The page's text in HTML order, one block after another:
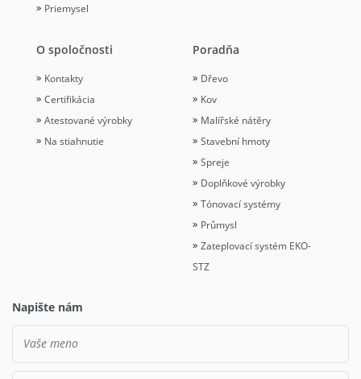
Priemysel
O spoločnosti
Kontakty
Certifikácia
Atestované výrobky
Na stiahnutie
Poradňa
Dřevo
Kov
Malířské nátěry
Stavební hmoty
Spreje
Doplňkové výrobky
Tónovací systémy
Průmysl
Zateplovací systém EKO-
STZ
Napište nám